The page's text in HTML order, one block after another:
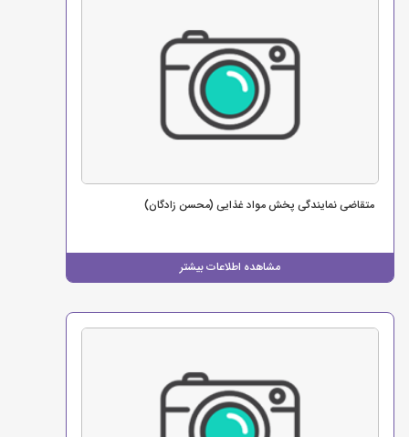
مشاهده اطلاعات بیشتر
متقاضی نمایندگی پخش مواد غذایی (محسن زادگان)